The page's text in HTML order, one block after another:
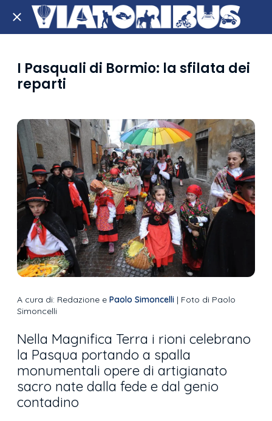
I Pasquali di Bormio: la sfilata dei
reparti
A cura di: Redazione e Paolo Simoncelli | Foto di Paolo
Simoncelli
Nella Magnifica Terra i rioni celebrano
la Pasqua portando a spalla
monumentali opere di artigianato
sacro nate dalla fede e dal genio
contadino